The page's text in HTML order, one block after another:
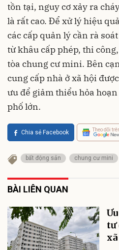
tồn tại, nguy cơ xảy ra
là rất cao. Để xử lý hiệu
các cấp quản lý cần rà
từ khâu cấp phép, thi
tòa chung cư mini. Bên
cung cấp nhà ở xã hội
ưu để giảm thiểu hỏa
phố lớn.
Chia sẻ Facebook Theo dõi
bất động sản chung cư mini
BÀI LIÊN QUAN
tư